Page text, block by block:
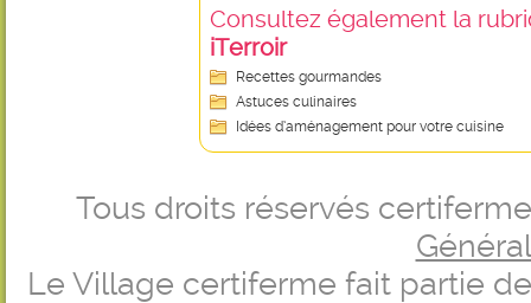
Consultez également la
iTerroir
Recettes gourmandes
Astuces culinaires
Idées d’aménagement pour votre cuisine
Tous droits réservés
Le Village certiferme fait partie